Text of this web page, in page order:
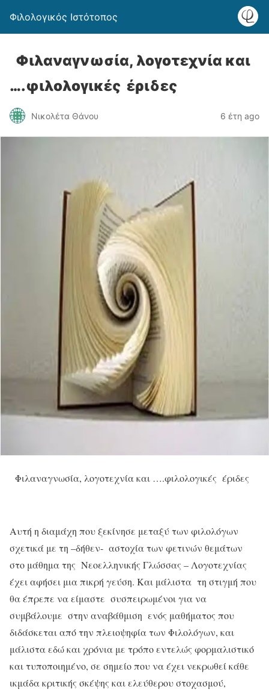
Φιλολογικός Ιστότοπος
Φιλαναγνωσία, λογοτεχνία και
….φιλολογικές έριδες
Νικολέτα Θάνου 6 έτη ago
Φιλαναγνωσία, λογοτεχνία και ….φιλολογικές έριδες
Αυτή η διαμάχη που ξεκίνησε μεταξύ των φιλολόγων
σχετικά με τη –δήθεν- αστοχία των φετινών θεμάτων
στο μάθημα της Νεοελληνικής Γλώσσας – Λογοτεχνίας
έχει αφήσει μια πικρή γεύση. Και μάλιστα τη στιγμή που
θα έπρεπε να είμαστε συσπειρωμένοι για να
συμβάλουμε στην αναβάθμιση ενός μαθήματος που
διδάσκεται από την πλειοψηφία των Φιλολόγων, και
μάλιστα εδώ και χρόνια με τρόπο εντελώς φορμαλιστικό
και τυποποιημένο, σε σημείο που να έχει νεκρωθεί κάθε
ικμάδα κριτικής σκέψης και ελεύθερου στοχασμού,